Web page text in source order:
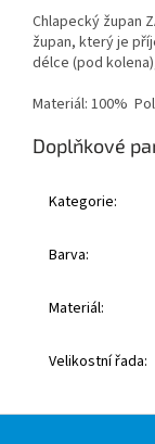
Chlapecký župan
župan, který je
délce (pod
Materiál: 100%
Doplňkové
Kategorie:
Barva:
Materiál:
Velikostní řada: